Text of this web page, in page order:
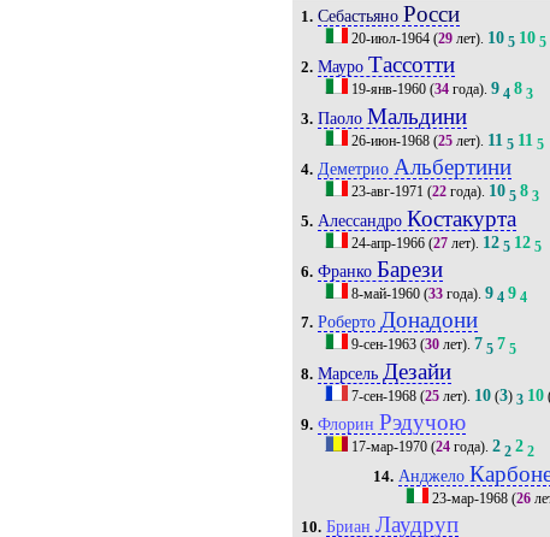
1. Себастьяно Росси
20-июл-1964 (29 лет). 10 5 10 5
2. МауроТассотти
19-янв-1960 (34 года).9 4 8 3
3. Паоло Мальдини
26-июн-1968 (25 лет). 11 5 11 5
4. Деметрио Альбертини
23-авг-1971 (22 года). 10 5 8 3
5. Алессандро Костакурта
24-апр-1966 (27 лет). 12 5 12 5
6. Франко Барези
8-май-1960 (33 года).9 4 9 4
7. РобертоДонадони
9-сен-1963 (30 лет).7 5 7 5
8. Марсель Дезайи
7-сен-1968 (25 лет). 10 (3) 3 10
9. Флорин Рэдучою
17-мар-1970 (24 года).2 2 2 2
14. Анджело
23-мар-1968(26
10. БрианЛаудруп